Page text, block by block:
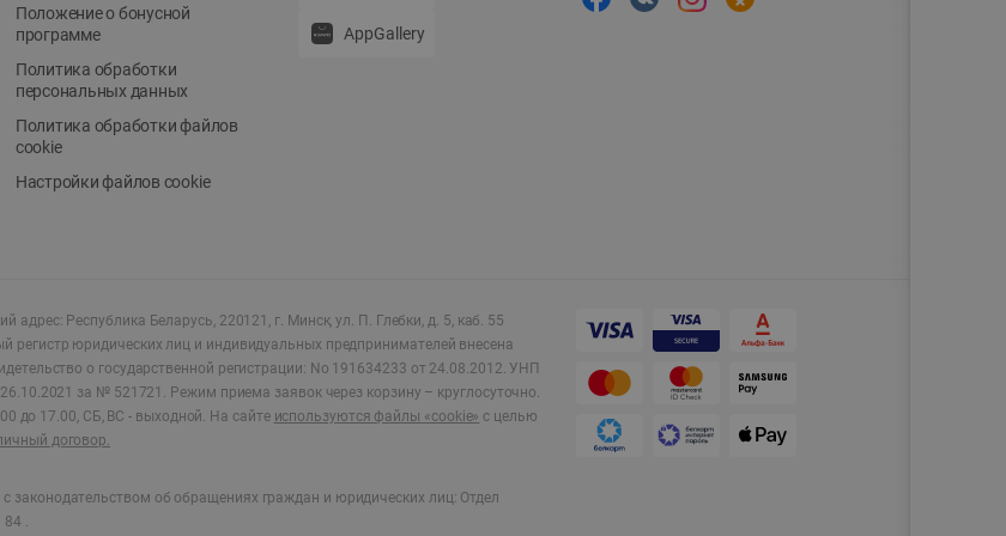
Положение о бонусной
программе
Политика обработки
персональных данных
Политика обработки файлов
cookie
Настройки файлов cookie
AppGallery
адрес: Республика Беларусь, 220121, г. Минск, ул. П. Глебки, д. 5, каб. 55
юридических лиц и индивидуальных предпринимателей внесена
о государственной регистрации: No 191634233 от 24.08.2012. УНП
за № 521721. Режим приема заявок через корзину – круглосуточно.
до 17.00, СБ, ВС - выходной. На сайте используются файлы «cookie» с целью
договор.
законодательством об обращениях граждан и юридических лиц: Отдел
84 .